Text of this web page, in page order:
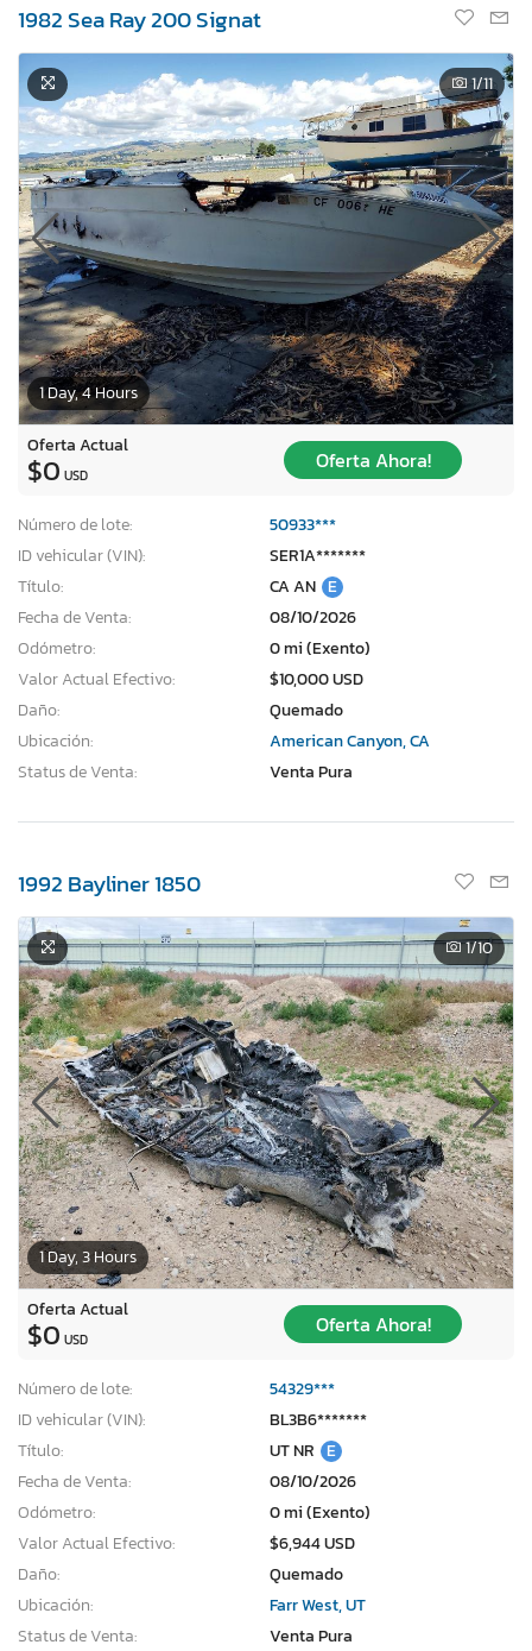
1982 Sea Ray 200 Signat
1 Day, 4 Hours
1/11
Oferta Actual
$0 USD
Oferta Ahora!
Número de lote:
50933***
ID vehicular (VIN):
SER1A*******
Título:
CA AN E
Fecha de Venta:
08/10/2026
Odómetro:
0 mi (Exento)
Valor Actual Efectivo:
$10,000 USD
Daño:
Quemado
Ubicación:
American Canyon, CA
Status de Venta:
Venta Pura
1992 Bayliner 1850
1 Day, 3 Hours
1/10
Oferta Actual
$0 USD
Oferta Ahora!
Número de lote:
54329***
ID vehicular (VIN):
BL3B6*******
Título:
UT NR E
Fecha de Venta:
08/10/2026
Odómetro:
0 mi (Exento)
Valor Actual Efectivo:
$6,944 USD
Daño:
Quemado
Ubicación:
Farr West, UT
Status de Venta:
Venta Pura